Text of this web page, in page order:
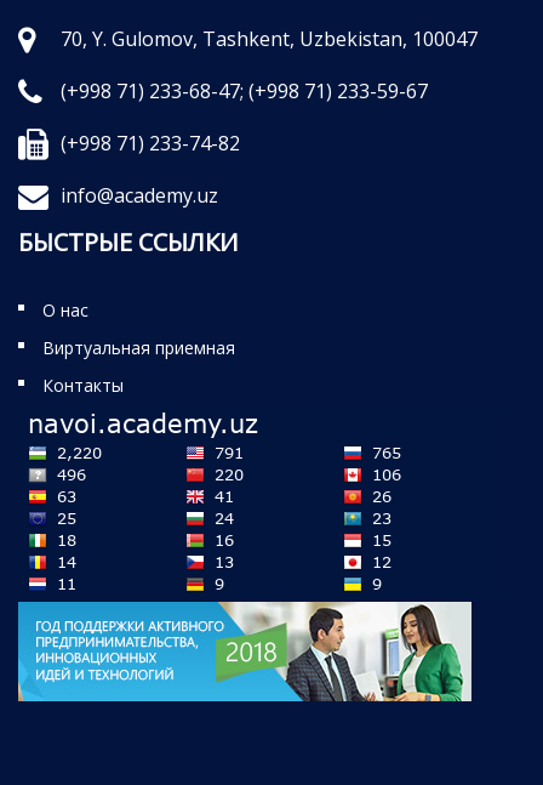
70, Y. Gulomov, Tashkent, Uzbekistan, 100047
(+998 71) 233-68-47; (+998 71) 233-59-67
(+998 71) 233-74-82
info@academy.uz
БЫСТРЫЕ ССЫЛКИ
О нас
Виртуальная приемная
Контакты